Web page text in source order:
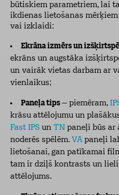
būtiskiem parametriem, lai
ikdienas lietošanas
vai izklaidi:
Ekrāna izmērs un
ekrāns un augstāka
un vairāk vietas darbam ar
vienlaikus;
Paneļa tips– piemēram,
krāsu attēlojumu un
Fast IPS un TN paneļi būs ar
noderēs spēlēm. VA paneļi
lietošanai, gan patīkamai
tam ir dziļš kontrasts un
attēlojums.